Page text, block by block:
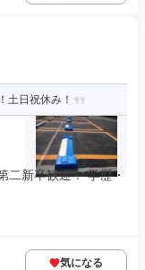
土日祝休み！
二新卒歓迎！ 学歴・
気になる